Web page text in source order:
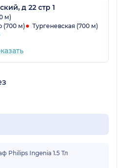
делали первый раз.
как меня положить,
дискомфорт, а
получаса. Очевидно,
но конкретно это не
было ощущение, что
им заведомо
д 22 стр 1
м)
(700 м)
Тургеневская (700 м)
Philips Ingenia 1.5 Тл